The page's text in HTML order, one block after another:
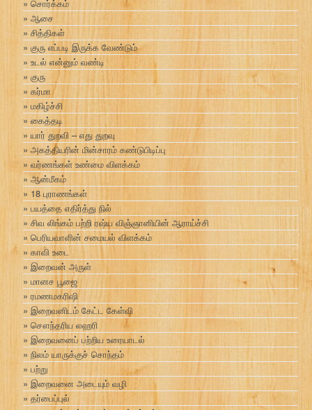
சொர்க்கம்
ஆசை
சித்திகள்
குரு எப்படி இருக்க வேண்டும்
உடல் என்னும் வண்டி
குரு
கர்மா
மகிழ்ச்சி
கைத்தடி
யார் துறவி – எது துறவு
அகத்தியரின் மின்சாரம் கண்டுபிடிப்பு
வர்ணங்கள் உண்மை விளக்கம்
ஆன்மீகம்
18 புராணங்கள்
பயத்தை எதிர்த்து நில்
சிவ லிங்கம் பற்றி ரஷ்ய விஞ்ஞானியின் ஆராய்ச்சி
பெரியவாளின் சமையல் விளக்கம்
காவி உடை
இறைவன் அருள்
மானச பூஜை
ரமணமகரிஷி
இறைவனிடம் கேட்ட கேள்வி
சௌந்தரிய லஹரி
இறைவனைப் பற்றிய உரையாடல்
நிலம் யாருக்குச் சொந்தம்
பற்று
இறைவனை அடையும் வழி
தர்பைப்புல்